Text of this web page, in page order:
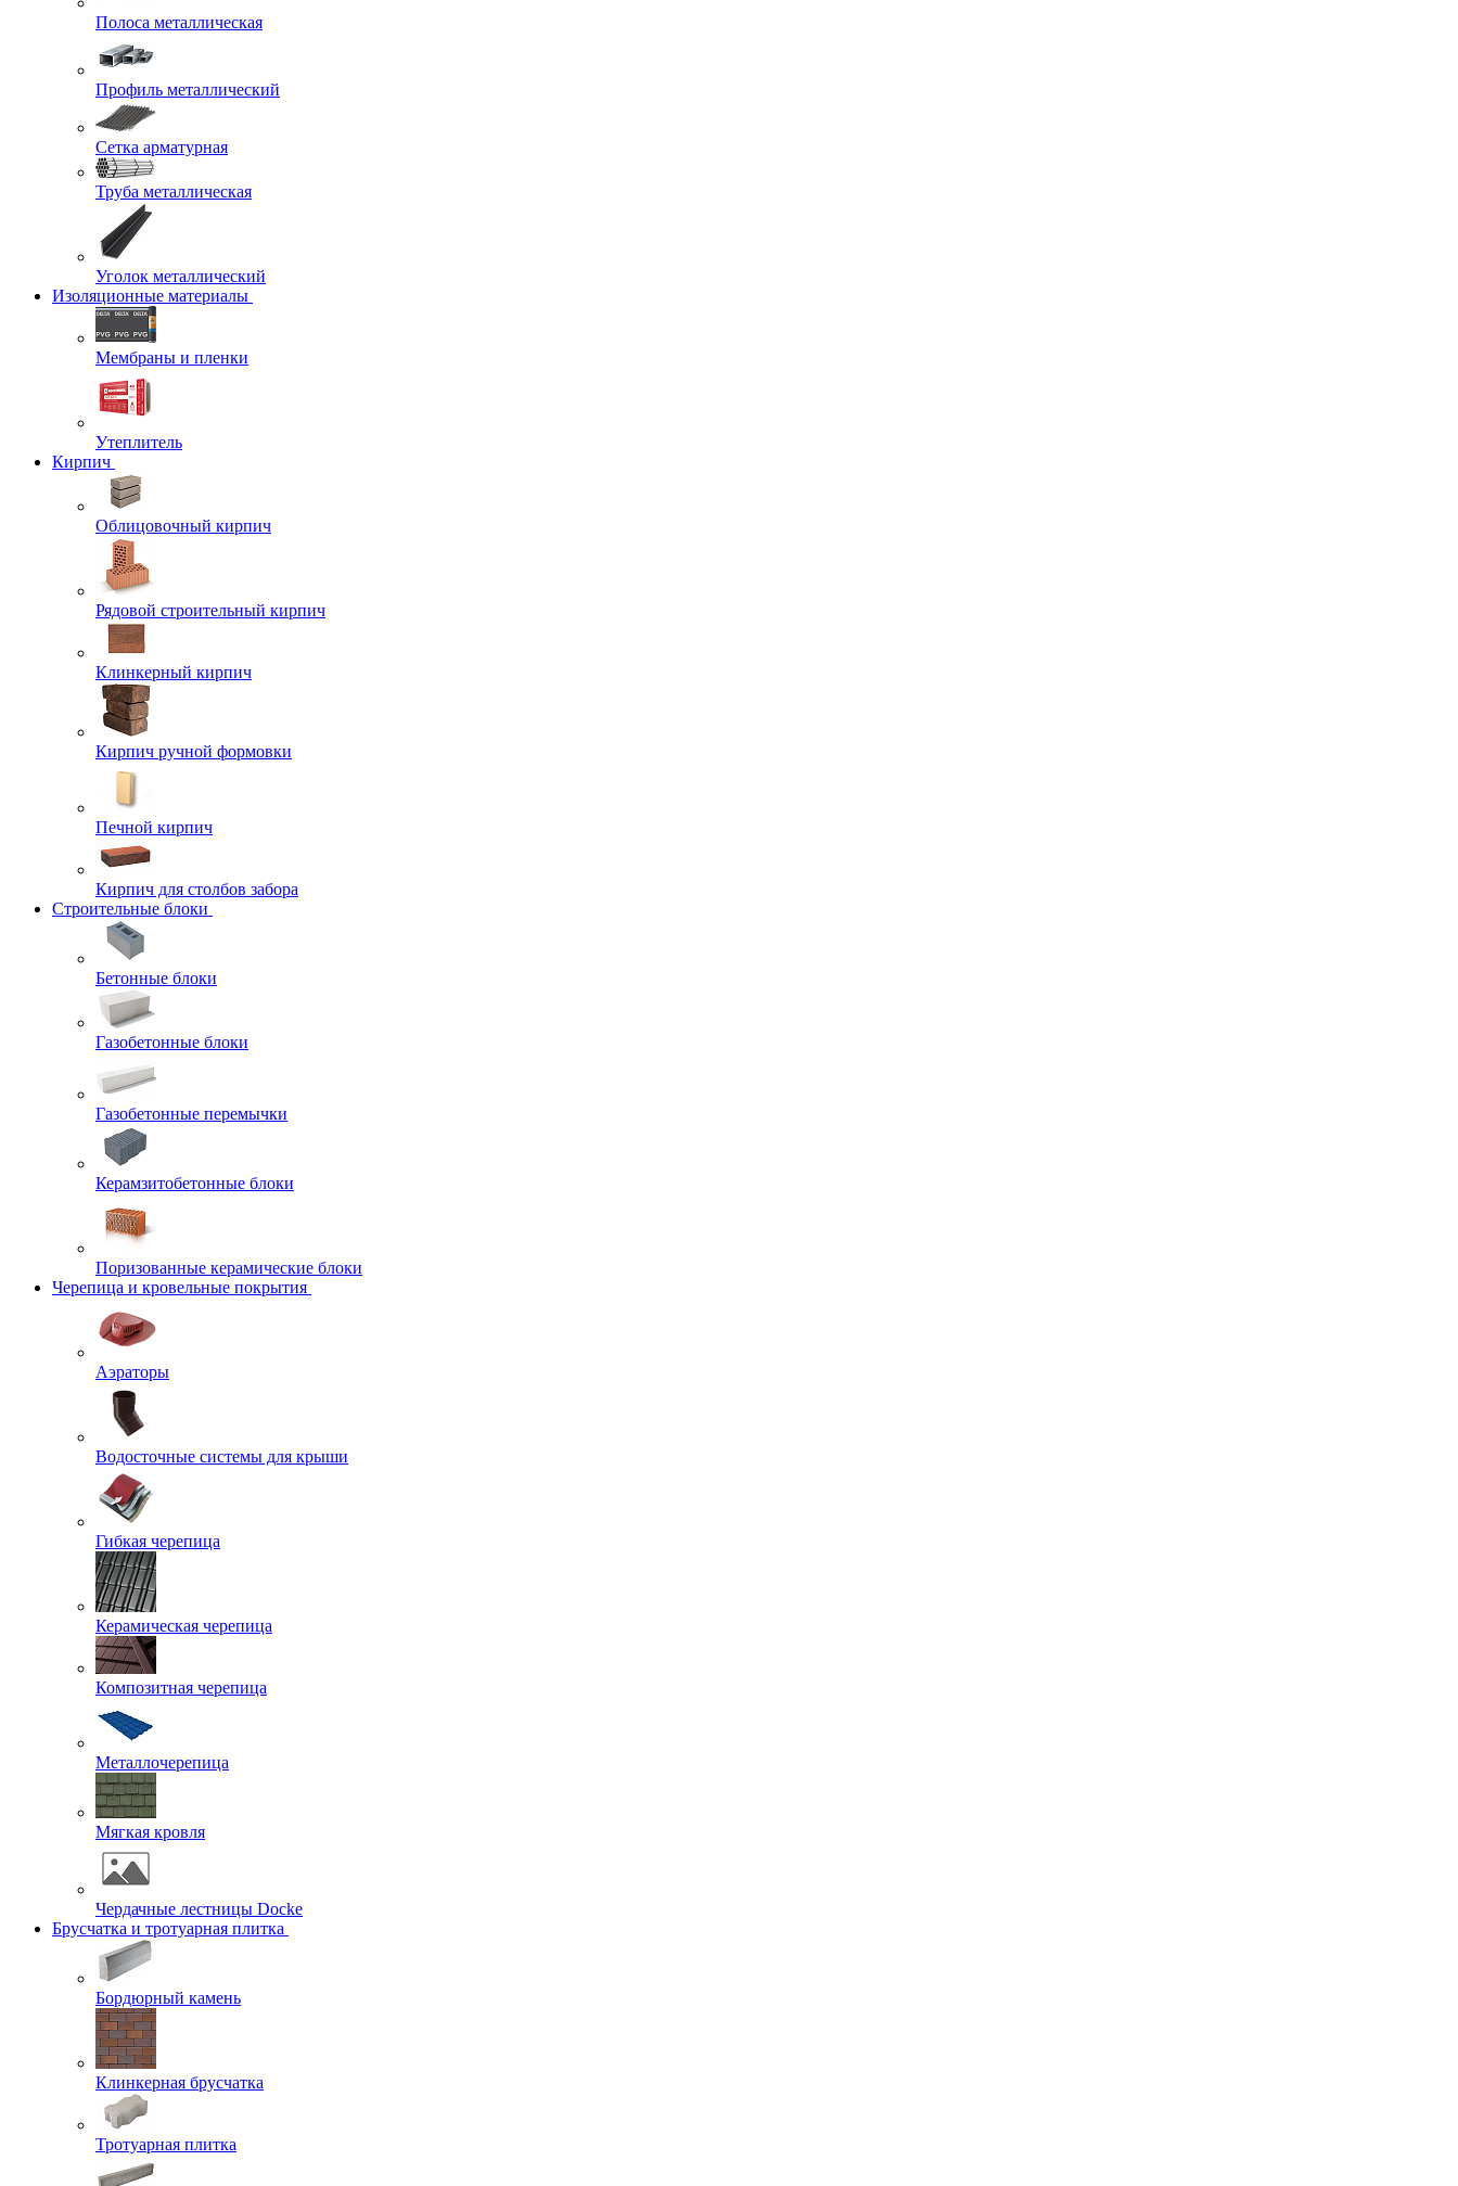
Полоса металлическая
Профиль металлический
Сетка арматурная
Труба металлическая
Уголок металлический
Изоляционные материалы
Мембраны и пленки
Утеплитель
Кирпич
Облицовочный кирпич
Рядовой строительный кирпич
Клинкерный кирпич
Кирпич ручной формовки
Печной кирпич
Кирпич для столбов забора
Строительные блоки
Бетонные блоки
Газобетонные блоки
Газобетонные перемычки
Керамзитобетонные блоки
Поризованные керамические блоки
Черепица и кровельные покрытия
Аэраторы
Водосточные системы для крыши
Гибкая черепица
Керамическая черепица
Композитная черепица
Металлочерепица
Мягкая кровля
Чердачные лестницы Docke
Брусчатка и тротуарная плитка
Бордюрный камень
Клинкерная брусчатка
Тротуарная плитка